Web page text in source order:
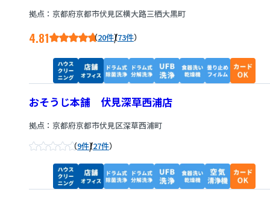
拠点：京都府京都市伏見区横大路三栖大黒町
4.81 20件/73件
おそうじ本舗 伏見深草西浦店
拠点：京都府京都市伏見区深草西浦町
9件/27件